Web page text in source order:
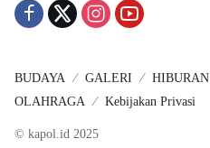
BUDAYA GALERI HIBURAN
OLAHRAGA
Kebijakan Privasi
© kapol.id 2025